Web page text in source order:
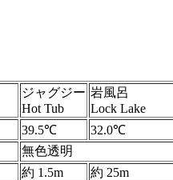
ジャグジー
Hot Tub
岩風呂
Lock Lake
39.5℃
32.0℃
無色透明
約 1.5m
約 25m